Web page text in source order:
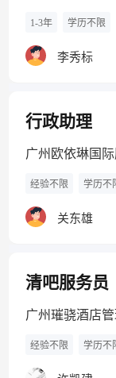
1-3年 学历不限
李秀标
行政助理
广州欧依琳国
经验不限 学历不
关东雄
清吧服务员
广州璀骁酒店
经验不限 学历不